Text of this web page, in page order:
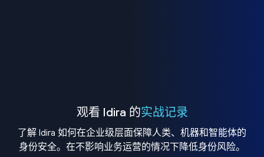
观看 Idira 的实战记录
了解 Idira 如何在企业级层面保障人类、机器和智能体的
身份安全。在不影响业务运营的情况下降低身份风险。